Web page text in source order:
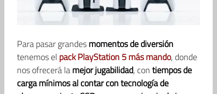
Para pasar grandesmomentos de diversión
tenemos el pack PlayStation 5 más mando, donde
nos ofrecerá lamejor jugabilidad, contiempos de
carga mínimos al contar con tecnología de